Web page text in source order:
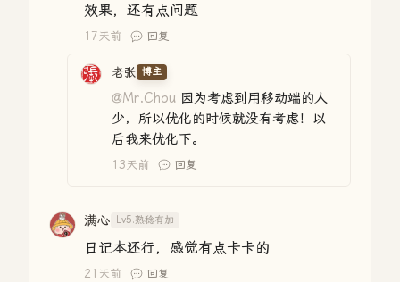
效果，还有点问题
17天前 回复
老张 博主
@Mr.Chou 因为考虑到用移动端的人
少，所以优化的时候就没有考虑！以
后我来优化下。
13天前 回复
满心 Lv5.熟稔有加
日记本还行，感觉有点卡卡的
21天前 回复